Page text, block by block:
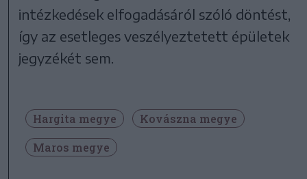
intézkedések elfogadásáról szóló döntést,
így az esetleges veszélyeztetett épületek
jegyzékét sem.
Hargita megye
Kovászna megye
Maros megye